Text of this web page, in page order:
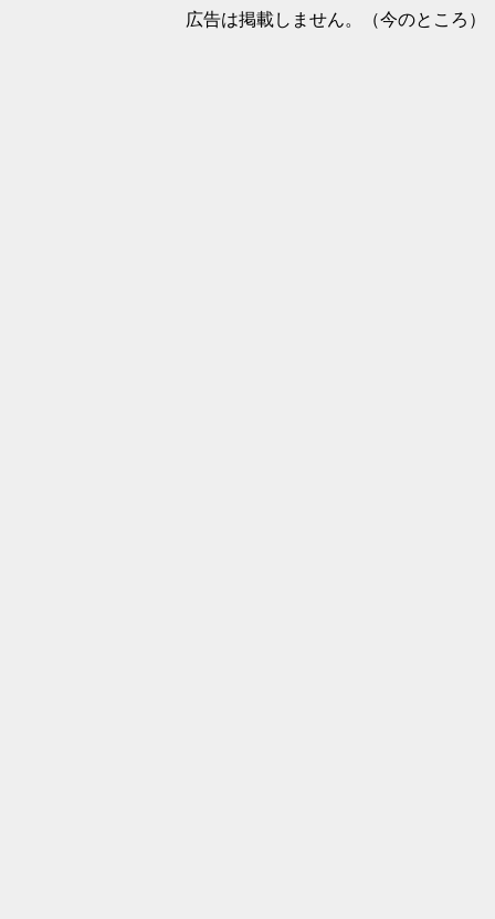
広告は掲載しません。（今のところ）